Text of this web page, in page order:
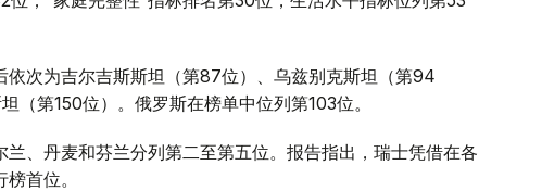
次为吉尔吉斯斯坦（第87位）、乌兹别克斯坦（第94
（第150位）。俄罗斯在榜单中位列第103位。
、丹麦和芬兰分列第二至第五位。报告指出，瑞士凭借在各
首位。